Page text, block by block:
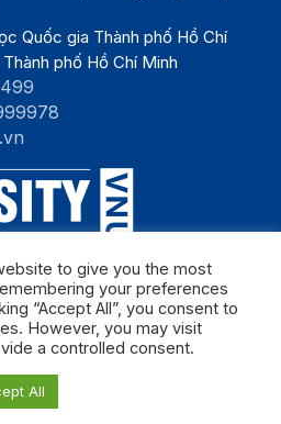
Quốc gia Thành phố Hồ Chí
phố Hồ Chí Minh
Khoa học tự nhiên, Đại học Quốc
Hồ Chí Minh. Năm 2024
to give you the most
your preferences
“Accept All”, you consent to
However, you may visit
a controlled consent.
All